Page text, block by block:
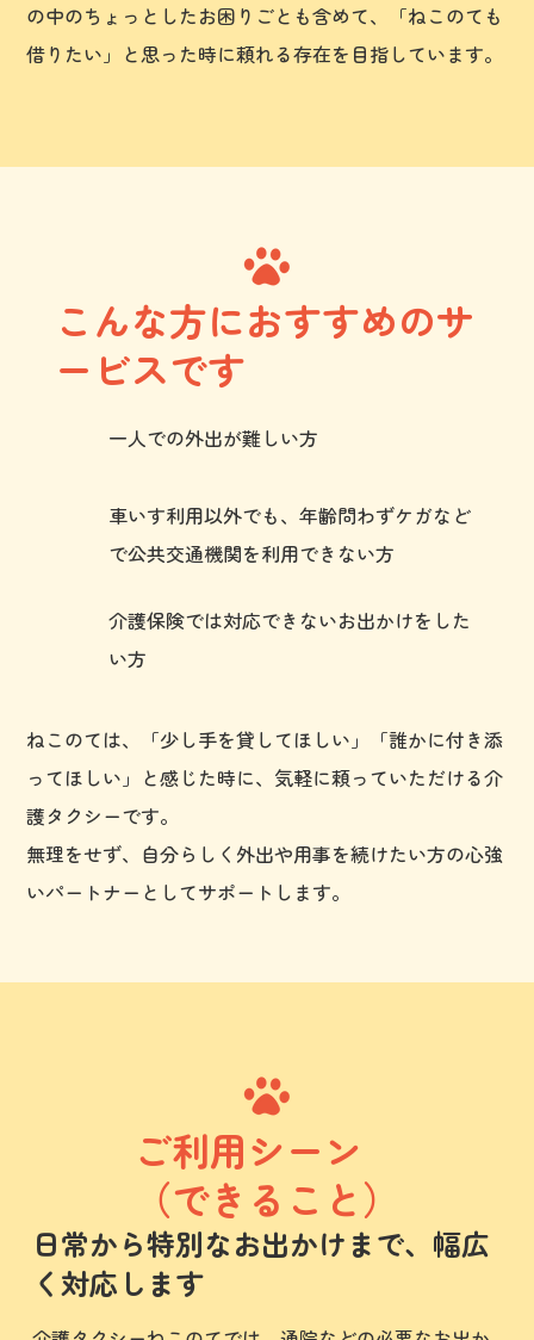
の中のちょっとしたお困りごとも含めて、「ねこのても
借りたい」と思った時に頼れる存在を目指しています。
こんな方におすすめのサ
ービスです
一人での外出が難しい方
車いす利用以外でも、年齢問わずケガなど
で公共交通機関を利用できない方
介護保険では対応できないお出かけをした
い方
ねこのては、「少し手を貸してほしい」「誰かに付き添
ってほしい」と感じた時に、気軽に頼っていただける介
護タクシーです。
無理をせず、自分らしく外出や用事を続けたい方の心強
いパートナーとしてサポートします。
ご利用シーン
（できること）
日常から特別なお出かけまで、幅広
く対応します